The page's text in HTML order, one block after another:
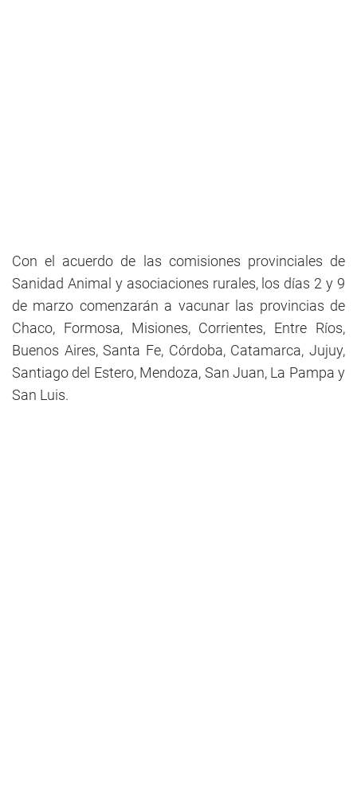
Con el acuerdo de las comisiones provinciales de
Sanidad Animal y asociaciones rurales, los días 2 y 9
de marzo comenzarán a vacunar las provincias de
Chaco, Formosa, Misiones, Corrientes, Entre Ríos,
Buenos Aires, Santa Fe, Córdoba, Catamarca, Jujuy,
Santiago del Estero, Mendoza, San Juan, La Pampa y
San Luis.